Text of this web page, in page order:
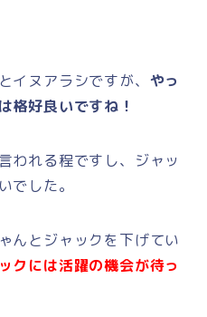
イヌアラシですが、 やっ
格好良いですね！
われる程ですし、ジャッ
でした。
んとジャックを下げてい
クには活躍の機会が待っ